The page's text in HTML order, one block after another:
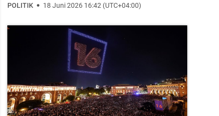
POLITIK 18 Juni 2026 16:42 (UTC+04:00)